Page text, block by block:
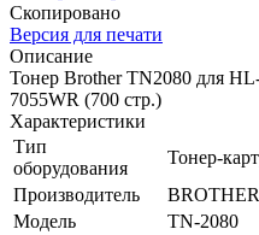
Скопировано
Версия для печати
Описание
Тонер Brother TN2080 для
7055WR (700 стр.)
Характеристики
Тип
оборудования
Тонер-
Производитель
BROTHER
Модель
TN-2080